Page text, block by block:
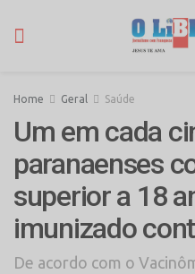
Home Geral Saúde
Um em cada
paranaenses
superior a 18
imunizado
De acordo com o